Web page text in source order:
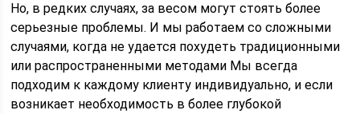
Но, в редких случаях, за весом могут стоять более
серьезные проблемы. И мы работаем со сложными
случаями, когда не удается похудеть традиционными
или распространенными методами Мы всегда
подходим к каждому клиенту индивидуально, и если
возникает необходимость в более глубокой